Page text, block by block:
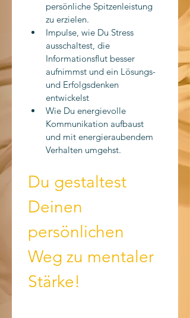
persönliche Spitzenleistung
zu erzielen.
Impulse, wie Du Stress
ausschaltest, die
Informationsflut besser
aufnimmst und ein Lösungs-
und Erfolgsdenken
entwickelst
Wie Du energievolle
Kommunikation aufbaust
und mit energieraubendem
Verhalten umgehst.
Du gestaltest
Deinen
persönlichen
Weg zu mentaler
Stärke!